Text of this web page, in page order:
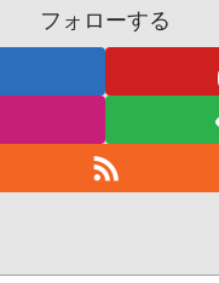
フォローする